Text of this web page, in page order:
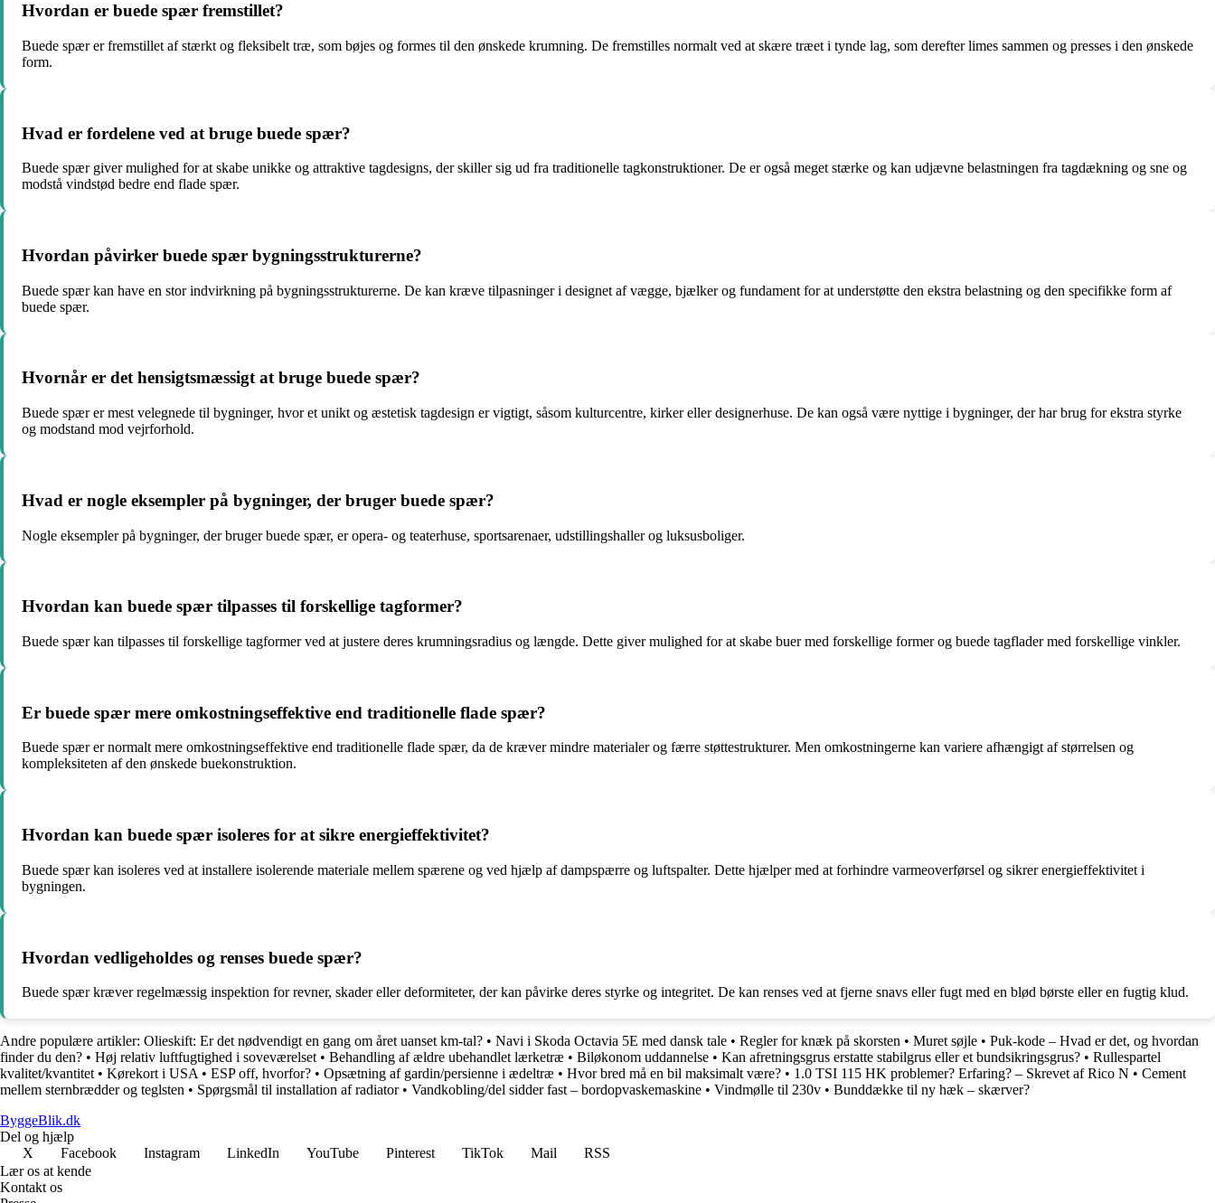
Hvordan er buede spær fremstillet?
Buede spær er fremstillet af stærkt og fleksibelt træ, som bøjes og formes til den ønskede krumning. De fremstilles normalt ved at skære træet i tynde lag, som derefter limes sammen og presses i den ønskede
form.
Hvad er fordelene ved at bruge buede spær?
Buede spær giver mulighed for at skabe unikke og attraktive tagdesigns, der skiller sig ud fra traditionelle tagkonstruktioner. De er også meget stærke og kan udjævne belastningen fra tagdækning og sne og
modstå vindstød bedre end flade spær.
Hvordan påvirker buede spær bygningsstrukturerne?
Buede spær kan have en stor indvirkning på bygningsstrukturerne. De kan kræve tilpasninger i designet af vægge, bjælker og fundament for at understøtte den ekstra belastning og den specifikke form af
buede spær.
Hvornår er det hensigtsmæssigt at bruge buede spær?
Buede spær er mest velegnede til bygninger, hvor et unikt og æstetisk tagdesign er vigtigt, såsom kulturcentre, kirker eller designerhuse. De kan også være nyttige i bygninger, der har brug for ekstra styrke
og modstand mod vejrforhold.
Hvad er nogle eksempler på bygninger, der bruger buede spær?
Nogle eksempler på bygninger, der bruger buede spær, er opera- og teaterhuse, sportsarenaer, udstillingshaller og luksusboliger.
Hvordan kan buede spær tilpasses til forskellige tagformer?
Buede spær kan tilpasses til forskellige tagformer ved at justere deres krumningsradius og længde. Dette giver mulighed for at skabe buer med forskellige former og buede tagflader med forskellige vinkler.
Er buede spær mere omkostningseffektive end traditionelle flade spær?
Buede spær er normalt mere omkostningseffektive end traditionelle flade spær, da de kræver mindre materialer og færre støttestrukturer. Men omkostningerne kan variere afhængigt af størrelsen og
kompleksiteten af den ønskede buekonstruktion.
Hvordan kan buede spær isoleres for at sikre energieffektivitet?
Buede spær kan isoleres ved at installere isolerende materiale mellem spærene og ved hjælp af dampspærre og luftspalter. Dette hjælper med at forhindre varmeoverførsel og sikrer energieffektivitet i
bygningen.
Hvordan vedligeholdes og renses buede spær?
Buede spær kræver regelmæssig inspektion for revner, skader eller deformiteter, der kan påvirke deres styrke og integritet. De kan renses ved at fjerne snavs eller fugt med en blød børste eller en fugtig klud.
Andre populære artikler: Olieskift: Er det nødvendigt en gang om året uanset km-tal? • Navi i Skoda Octavia 5E med dansk tale • Regler for knæk på skorsten • Muret søjle • Puk-kode – Hvad er det, og hvordan
finder du den? • Høj relativ luftfugtighed i soveværelset • Behandling af ældre ubehandlet lærketræ • Biløkonom uddannelse • Kan afretningsgrus erstatte stabilgrus eller et bundsikringsgrus? • Rullespartel
kvalitet/kvantitet • Kørekort i USA • ESP off, hvorfor? • Opsætning af gardin/persienne i ædeltræ • Hvor bred må en bil maksimalt være? • 1.0 TSI 115 HK problemer? Erfaring? – Skrevet af Rico N • Cement
mellem sternbrædder og teglsten • Spørgsmål til installation af radiator• Vandkobling/del sidder fast – bordopvaskemaskine • Vindmølle til 230v • Bunddække til ny hæk – skærver?
ByggeBlik.dk
Del og hjælp
X
Facebook Instagram LinkedIn YouTube Pinterest TikTok Mail
RSS
Lær os at kende
Kontakt os